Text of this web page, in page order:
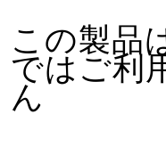
この製品
ではご利
ん